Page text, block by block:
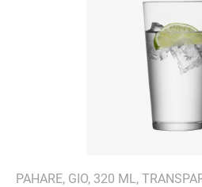
PAHARE, GIO, 320 ML,